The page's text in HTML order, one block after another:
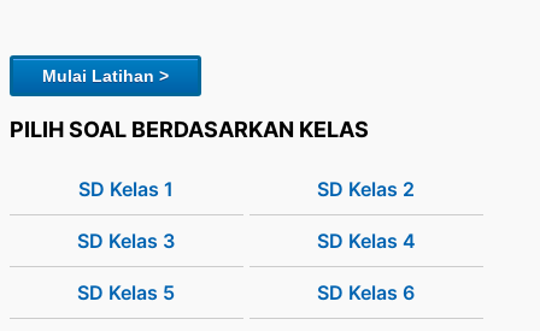
Mulai Latihan >
PILIH SOAL BERDASARKAN KELAS
SD Kelas 1 SD Kelas 2
SD Kelas 3 SD Kelas 4
SD Kelas 5 SD Kelas 6